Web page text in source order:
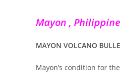
Mayon ,
MAYON VOLCANO
Mayon’s condition for